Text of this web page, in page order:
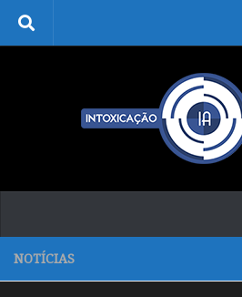
Skip to content
NOTÍCIAS